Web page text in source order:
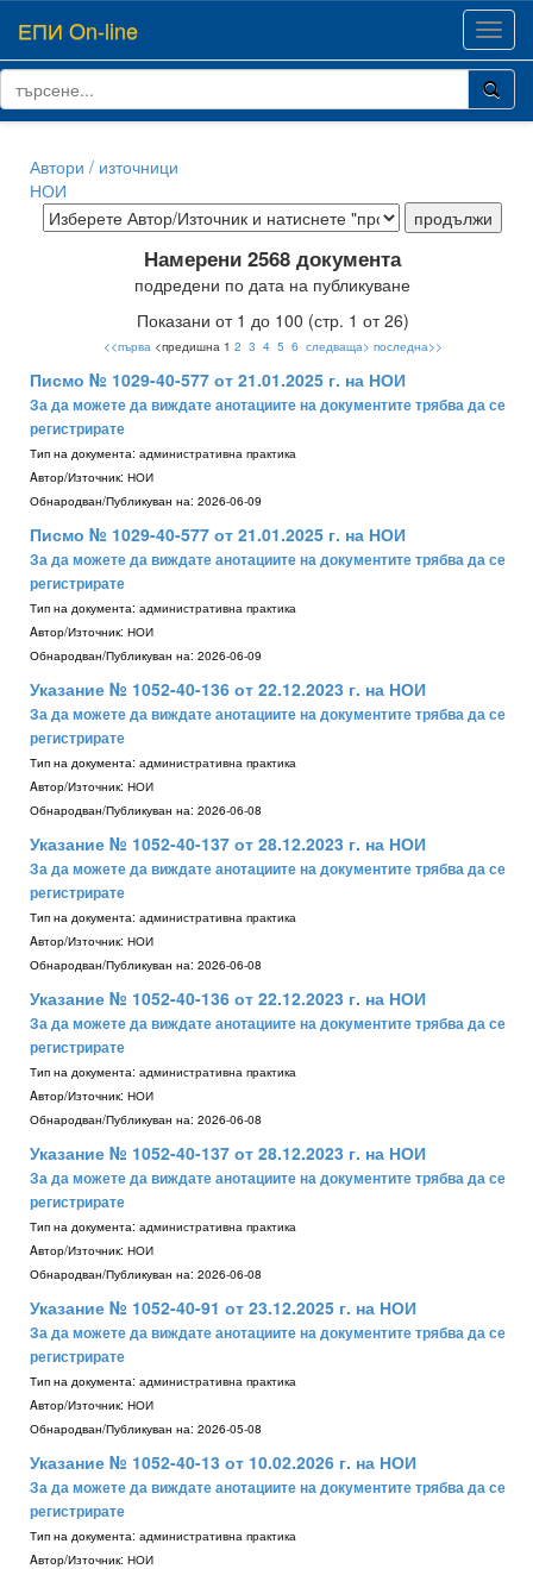
ЕПИ On-line
Автори / източници
НОИ
Намерени 2568 документа
подредени по дата на публикуване
Показани от 1 до 100 (стр. 1 от 26)
<<първа<предишна 1 2 3 4 5 6 следваща> последна>>
Писмо № 1029-40-577 от 21.01.2025 г. на НОИ
За да можете да виждате анотациите на документите трябва да се
регистрирате
Тип на документа: административна практика
Aвтор/Източник: НОИ
Обнародван/Публикуван на: 2026-06-09
Писмо № 1029-40-577 от 21.01.2025 г. на НОИ
За да можете да виждате анотациите на документите трябва да се
регистрирате
Тип на документа: административна практика
Aвтор/Източник: НОИ
Обнародван/Публикуван на: 2026-06-09
Указание № 1052-40-136 от 22.12.2023 г. на НОИ
За да можете да виждате анотациите на документите трябва да се
регистрирате
Тип на документа: административна практика
Aвтор/Източник: НОИ
Обнародван/Публикуван на: 2026-06-08
Указание № 1052-40-137 от 28.12.2023 г. на НОИ
За да можете да виждате анотациите на документите трябва да се
регистрирате
Тип на документа: административна практика
Aвтор/Източник: НОИ
Обнародван/Публикуван на: 2026-06-08
Указание № 1052-40-136 от 22.12.2023 г. на НОИ
За да можете да виждате анотациите на документите трябва да се
регистрирате
Тип на документа: административна практика
Aвтор/Източник: НОИ
Обнародван/Публикуван на: 2026-06-08
Указание № 1052-40-137 от 28.12.2023 г. на НОИ
За да можете да виждате анотациите на документите трябва да се
регистрирате
Тип на документа: административна практика
Aвтор/Източник: НОИ
Обнародван/Публикуван на: 2026-06-08
Указание № 1052-40-91 от 23.12.2025 г. на НОИ
За да можете да виждате анотациите на документите трябва да се
регистрирате
Тип на документа: административна практика
Aвтор/Източник: НОИ
Обнародван/Публикуван на: 2026-05-08
Указание № 1052-40-13 от 10.02.2026 г. на НОИ
За да можете да виждате анотациите на документите трябва да се
регистрирате
Тип на документа: административна практика
Aвтор/Източник: НОИ